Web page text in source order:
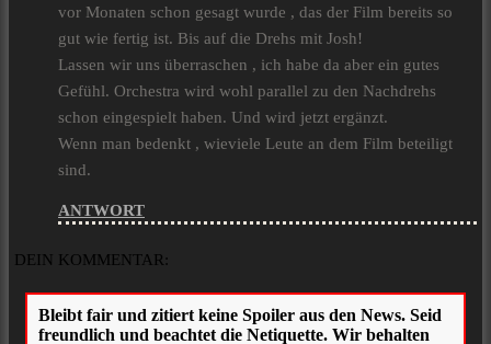
vor Monaten schon gesagt wurde , das der Film bereits so
gut wie fertig ist. Bis auf die Drehs mit Josh!
Lassen wir uns überraschen , ich habe da aber ein gutes
Gefühl. Orchestra wird wohl parallel zu den Nachdrehs
schon eingespielt haben. Und wird jetzt ergänzt.
Wenn man bedenkt , wieviele Leute an dem Film beteiligt
sind.
ANTWORT
DEIN KOMMENTAR: